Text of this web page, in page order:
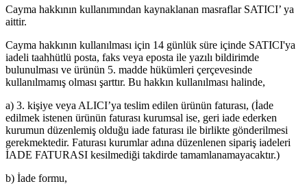
Cayma hakkının kullanımından kaynaklanan masraflar SATICI’ ya
aittir.
Cayma hakkının kullanılması için 14 günlük süre içinde SATICI'ya
iadeli taahhütlü posta, faks veya eposta ile yazılı bildirimde
bulunulması ve ürünün 5. madde hükümleri çerçevesinde
kullanılmamış olması şarttır. Bu hakkın kullanılması halinde,
a) 3. kişiye veya ALICI’ya teslim edilen ürünün faturası, (İade
edilmek istenen ürünün faturası kurumsal ise, geri iade ederken
kurumun düzenlemiş olduğu iade faturası ile birlikte gönderilmesi
gerekmektedir. Faturası kurumlar adına düzenlenen sipariş iadeleri
İADE FATURASI kesilmediği takdirde tamamlanamayacaktır.)
b) İade formu,